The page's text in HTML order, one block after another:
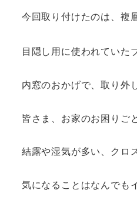
今回取り付けたのは、複
目隠し用に使われていた
内窓のおかげで、取り外
皆さま、お家のお困りご
結露や湿気が多い、クロ
気になることはなんでも